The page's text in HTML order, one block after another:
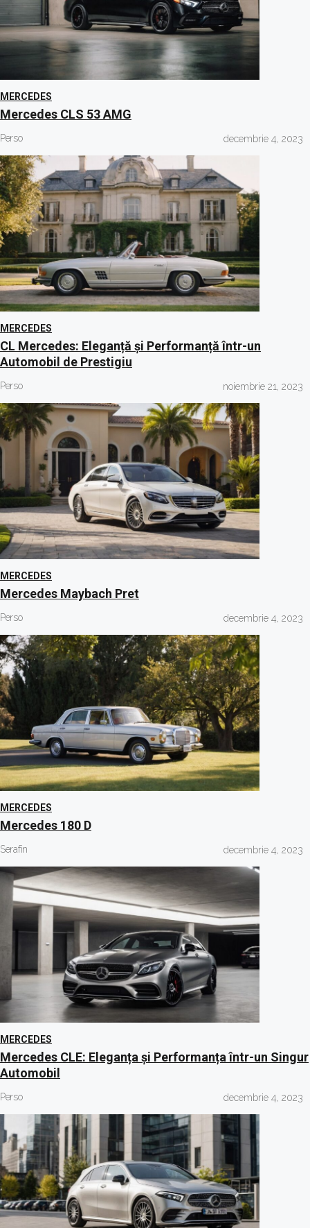
MERCEDES
Mercedes CLS 53 AMG
Perso decembrie 4, 2023
MERCEDES
CL Mercedes: Eleganță și Performanță într-un
Automobil de Prestigiu
Perso noiembrie 21, 2023
MERCEDES
Mercedes Maybach Pret
Perso decembrie 4, 2023
MERCEDES
Mercedes 180 D
Serafin decembrie 4, 2023
MERCEDES
Mercedes CLE: Eleganța și Performanța într-un Singur
Automobil
Perso decembrie 4, 2023